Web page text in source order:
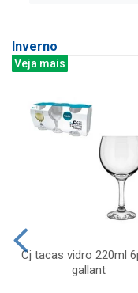
Inverno
Veja mais
Cj tacas vidro 220ml
gallant